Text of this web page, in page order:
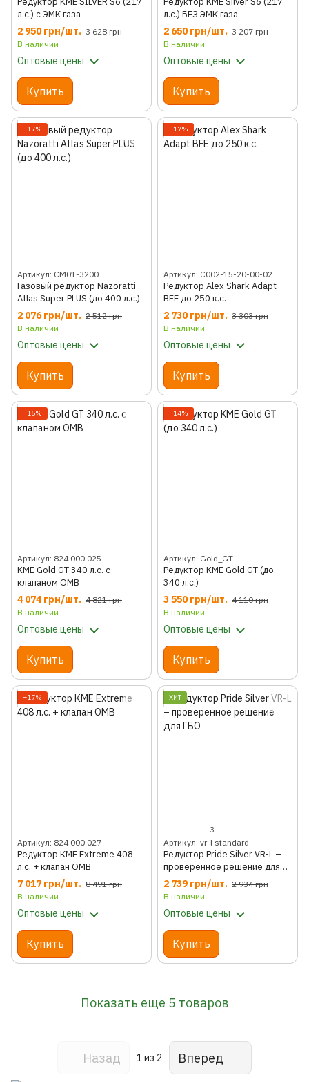
л.с.) с ЭМК газа
2 950 грн/шт. 3 628 грн
В наличии
Оптовые цены
Купить
л.с.) БЕЗ ЭМК газа
2 650 грн/шт. 3 207 грн
В наличии
Оптовые цены
Купить
−17%
Артикул: CM01-3200
Газовый редуктор Nazoratti
Atlas Super PLUS (до 400 л.с.)
2 076 грн/шт. 2 512 грн
В наличии
Оптовые цены
Купить
−17%
Артикул: C002-15-20-00-02
Редуктор Alex Shark Adapt
BFE до 250 к.с.
2 730 грн/шт. 3 303 грн
В наличии
Оптовые цены
Купить
−15%
Артикул: 824 000 025
KME Gold GT 340 л.с. с
клапаном OMB
4 074 грн/шт. 4 821 грн
В наличии
Оптовые цены
Купить
−14%
Артикул: Gold_GT
Редуктор KME Gold GT (до
340 л.с.)
3 550 грн/шт. 4 110 грн
В наличии
Оптовые цены
Купить
−17%
Артикул: 824 000 027
Редуктор КМЕ Extreme 408
л.с. + клапан OMB
7 017 грн/шт. 8 491 грн
В наличии
Оптовые цены
Купить
ХИТ
3
Артикул: vr-l standard
Редуктор Pride Silver VR-L –
проверенное решение для
ГБО
2 739 грн/шт. 2 934 грн
В наличии
Оптовые цены
Купить
Показать еще 5 товаров
Назад 1 из 2 Вперед